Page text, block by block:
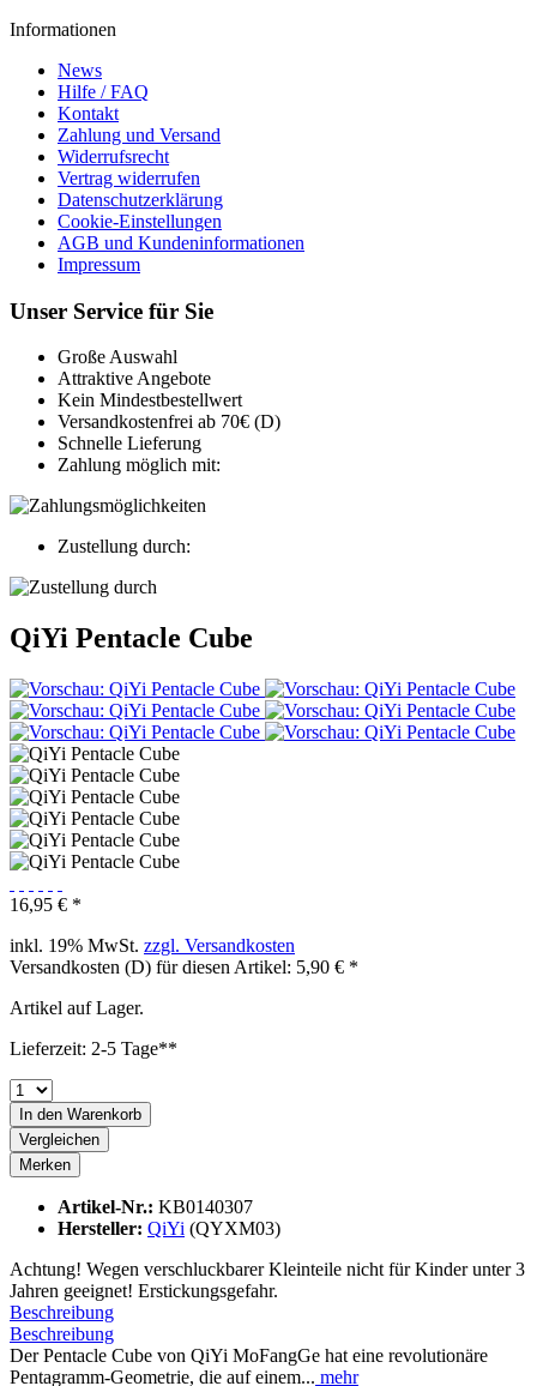
Informationen
News
Hilfe / FAQ
Kontakt
Zahlung und Versand
Widerrufsrecht
Vertrag widerrufen
Datenschutzerklärung
Cookie-Einstellungen
AGB und Kundeninformationen
Impressum
Unser Service für Sie
Große Auswahl
Attraktive Angebote
Kein Mindestbestellwert
Versandkostenfrei ab 70€ (D)
Schnelle Lieferung
Zahlung möglich mit:
Zustellung durch:
QiYi Pentacle Cube
16,95 € *
inkl. 19% MwSt. zzgl. Versandkosten
Versandkosten (D) für diesen Artikel: 5,90 € *
Artikel auf Lager.
Lieferzeit: 2-5 Tage**
In den Warenkorb
Vergleichen
Merken
Artikel-Nr.: KB0140307
Hersteller: QiYi (QYXM03)
Achtung! Wegen verschluckbarer Kleinteile nicht für Kinder unter 3
Jahren geeignet! Erstickungsgefahr.
Beschreibung
Beschreibung
Der Pentacle Cube von QiYi MoFangGe hat eine revolutionäre
Pentagramm-Geometrie, die auf einem... mehr